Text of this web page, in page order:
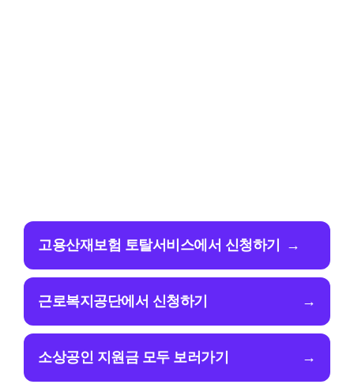
고용산재보험 토탈서비스에서 신청하기 →
근로복지공단에서 신청하기 →
소상공인 지원금 모두 보러가기 →